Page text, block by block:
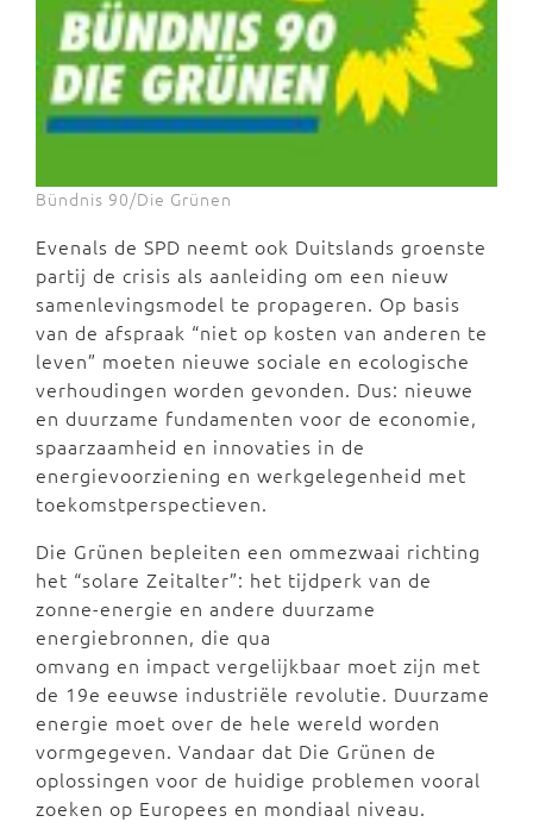
Bündnis 90/Die Grünen
Evenals de SPD neemt ook Duitslands groenste
partij de crisis als aanleiding om een nieuw
samenlevingsmodel te propageren. Op basis
van de afspraak “niet op kosten van anderen te
leven” moeten nieuwe sociale en ecologische
verhoudingen worden gevonden. Dus: nieuwe
en duurzame fundamenten voor de economie,
spaarzaamheid en innovaties in de
energievoorziening en werkgelegenheid met
toekomstperspectieven.
Die Grünen bepleiten een ommezwaai richting
het “solare Zeitalter”: het tijdperk van de
zonne-energie en andere duurzame
energiebronnen, die qua
omvang en impact vergelijkbaar moet zijn met
de 19e eeuwse industriële revolutie. Duurzame
energie moet over de hele wereld worden
vormgegeven. Vandaar dat Die Grünen de
oplossingen voor de huidige problemen vooral
zoeken op Europees en mondiaal niveau.